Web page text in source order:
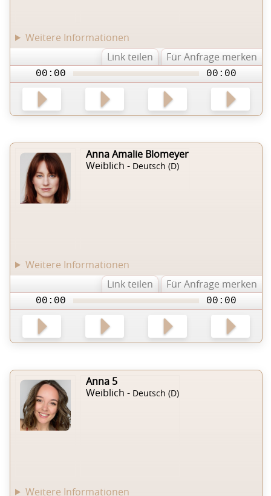
Weitere Informationen
Link teilen
Für Anfrage merken
00:00 00:00
Anna Amalie Blomeyer
Weiblich - Deutsch (D)
Weitere Informationen
Link teilen
Für Anfrage merken
00:00 00:00
Anna 5
Weiblich - Deutsch (D)
Weitere Informationen